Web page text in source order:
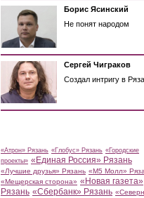
Борис Ясинский
Не понят народом
Сергей Чиграков
Создал интригу в
«Атрон» Рязань «Глобус» Рязань «Городские
проекты» «Единая Россия» Рязань
«Лучшие друзья» Рязань «М5 Молл»
«Мещерская сторона» «Новая газета»
Рязань «Сбербанк» Рязань